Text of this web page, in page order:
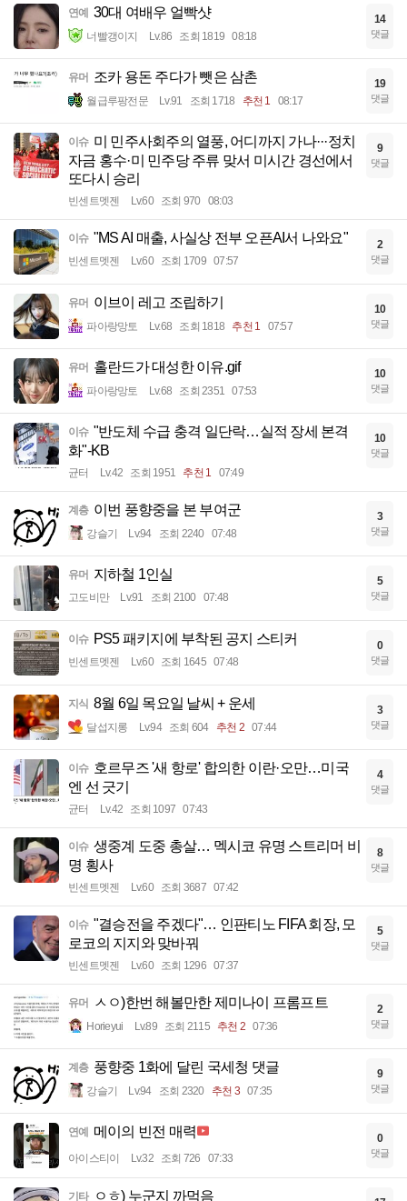
연예 30대 여배우 얼빡샷
너빨갱이지 Lv.86 조회 1819 08:18
14
댓글
유머 조카 용돈 주다가 뺏은 삼촌
월급루팡전문 Lv.91 조회 1718 추천 1 08:17
19
댓글
이슈 미 민주사회주의 열풍, 어디까지 가나···정치
자금 홍수·미 민주당 주류 맞서 미시간 경선에서
또다시 승리
빈센트멧젠 Lv.60 조회 970 08:03
9
댓글
이슈 "MS AI 매출, 사실상 전부 오픈AI서 나와요"
빈센트멧젠 Lv.60 조회 1709 07:57
2
댓글
유머 이브이 레고 조립하기
파아랑망토 Lv.68 조회 1818 추천 1 07:57
10
댓글
유머 홀란드가 대성한 이유.gif
파아랑망토 Lv.68 조회 2351 07:53
10
댓글
이슈 "반도체 수급 충격 일단락…실적 장세 본격
화"-KB
균터 Lv.42 조회 1951 추천 1 07:49
10
댓글
계층 이번 풍향중을 본 부여군
강슬기 Lv.94 조회 2240 07:48
3
댓글
유머 지하철 1인실
고도비만 Lv.91 조회 2100 07:48
5
댓글
이슈 PS5 패키지에 부착된 공지 스티커
빈센트멧젠 Lv.60 조회 1645 07:48
0
댓글
지식 8월 6일 목요일 날씨 + 운세
달섭지롱 Lv.94 조회 604 추천 2 07:44
3
댓글
이슈 호르무즈 '새 항로' 합의한 이란·오만…미국
엔 선 긋기
균터 Lv.42 조회 1097 07:43
4
댓글
이슈 생중계 도중 총살… 멕시코 유명 스트리머 비
명 횡사
빈센트멧젠 Lv.60 조회 3687 07:42
8
댓글
이슈 "결승전을 주겠다"… 인판티노 FIFA 회장, 모
로코의 지지와 맞바꿔
빈센트멧젠 Lv.60 조회 1296 07:37
5
댓글
유머 ㅅㅇ)한번 해볼만한 제미나이 프롬프트
Horieyui Lv.89 조회 2115 추천 2 07:36
2
댓글
계층 풍향중 1화에 달린 국세청 댓글
강슬기 Lv.94 조회 2320 추천 3 07:35
9
댓글
연예 메이의 빈전 매력
아이스티이 Lv.32 조회 726 07:33
0
댓글
기타 ㅇㅎ) 누군지 까먹음